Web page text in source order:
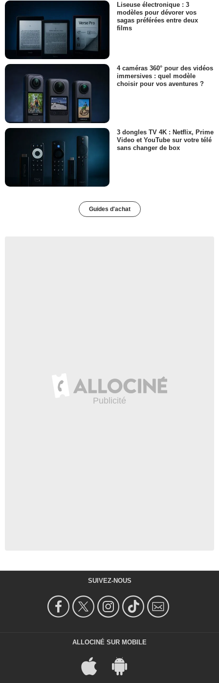
Liseuse électronique : 3
modèles pour dévorer vos
sagas préférées entre deux
films
4 caméras 360° pour des vidéos
immersives : quel modèle
choisir pour vos aventures ?
3 dongles TV 4K : Netflix, Prime
Video et YouTube sur votre télé
sans changer de box
Guides d'achat
SUIVEZ-NOUS
ALLOCINÉ SUR MOBILE